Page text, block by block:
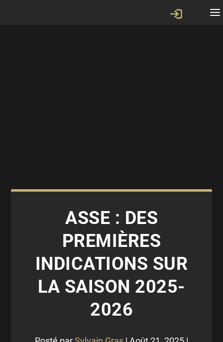
ASSE : DES
PREMIÈRES
INDICATIONS SUR
LA SAISON 2025-
2026